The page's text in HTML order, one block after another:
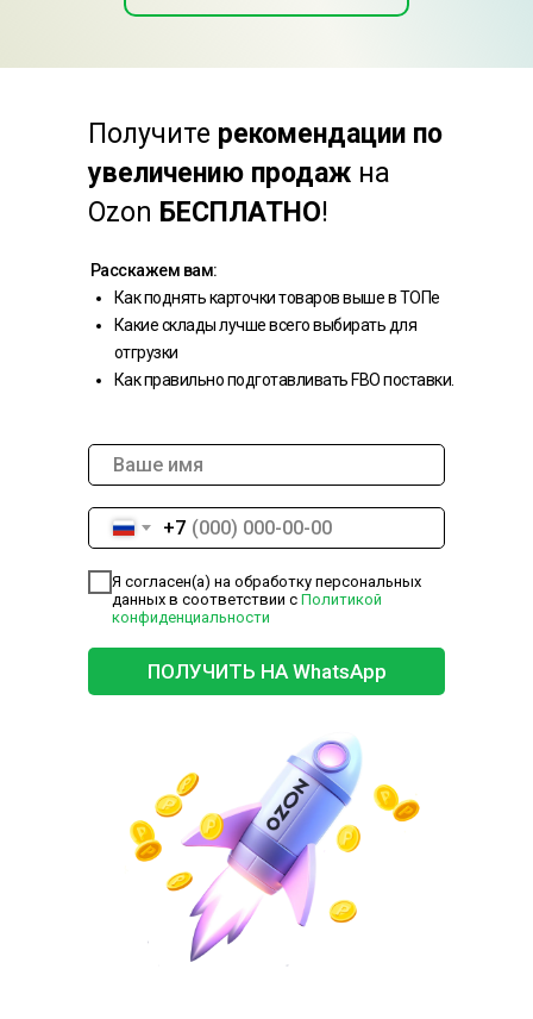
+7
Я согласен(а) на обработку персональных
данных в соответствии с Политикой
конфиденциальности
ПОЛУЧИТЬ НА WhatsApp
Расскажем вам:
Как поднять карточки товаров выше в ТОПе
Какие склады лучше всего выбирать для
отгрузки
Как правильно подготавливать FBO поставки.
Получите рекомендации по
увеличению продаж на
Ozon БЕСПЛАТНО!